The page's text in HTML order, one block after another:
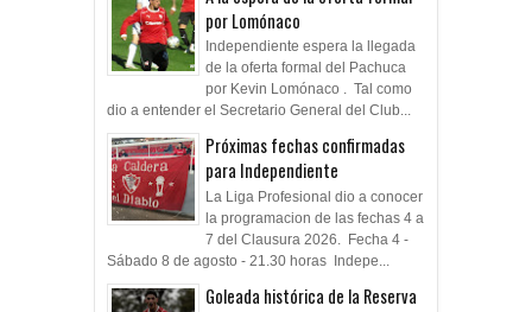
por Lomónaco
Independiente espera la llegada
de la oferta formal del Pachuca
por Kevin Lomónaco . Tal como
dio a entender el Secretario General del Club...
Próximas fechas confirmadas
para Independiente
La Liga Profesional dio a conocer
la programacion de las fechas 4 a
7 del Clausura 2026. Fecha 4 -
Sábado 8 de agosto - 21.30 horas Indepe...
Goleada histórica de la Reserva